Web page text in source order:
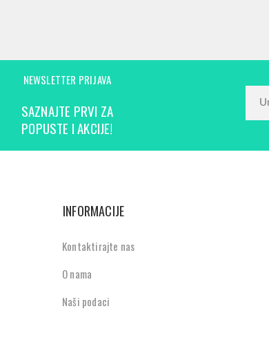
NEWSLETTER PRIJAVA
SAZNAJTE PRVI ZA
POPUSTE I AKCIJE!
INFORMACIJE
Kontaktirajte nas
O nama
Naši podaci